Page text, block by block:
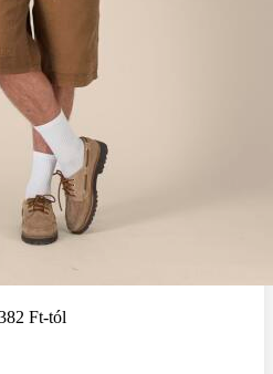
Ft-tól